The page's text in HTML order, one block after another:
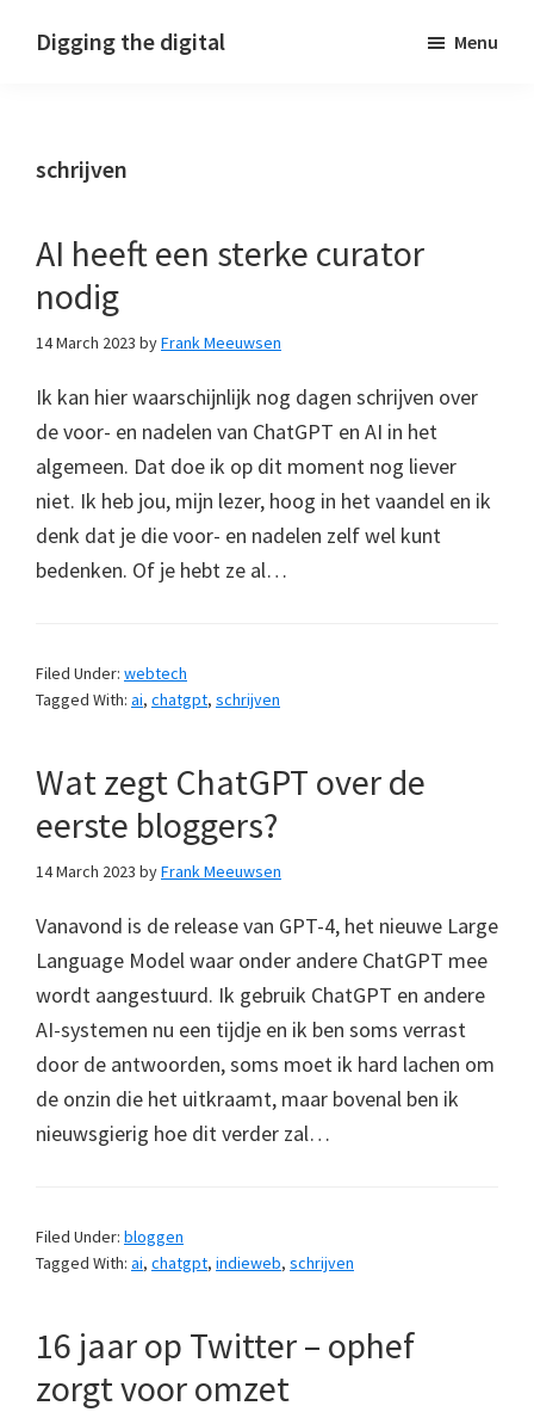
Digging the digital Menu
schrijven
AI heeft een sterke curator
nodig
14 March 2023 byFrank Meeuwsen
Ik kan hier waarschijnlijk nog dagen schrijven over
de voor- en nadelen van ChatGPT en AI in het
algemeen. Dat doe ik op dit moment nog liever
niet. Ik heb jou, mijn lezer, hoog in het vaandel en ik
denk dat je die voor- en nadelen zelf wel kunt
bedenken. Of je hebt ze al…
Filed Under: webtech
Tagged With: ai, chatgpt, schrijven
Wat zegt ChatGPT over de
eerste bloggers?
14 March 2023 byFrank Meeuwsen
Vanavond is de release van GPT-4, het nieuwe Large
Language Model waar onder andere ChatGPT mee
wordt aangestuurd. Ik gebruik ChatGPT en andere
AI-systemen nu een tijdje en ik ben soms verrast
door de antwoorden, soms moet ik hard lachen om
de onzin die het uitkraamt, maar bovenal ben ik
nieuwsgierig hoe dit verder zal…
Filed Under: bloggen
Tagged With: ai, chatgpt, indieweb, schrijven
16 jaar op Twitter – ophef
zorgt voor omzet